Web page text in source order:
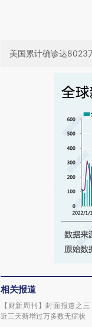
美国累计确诊达8023
相关报道
【财新周刊】封面报道之
近三天新增过万多数无症状